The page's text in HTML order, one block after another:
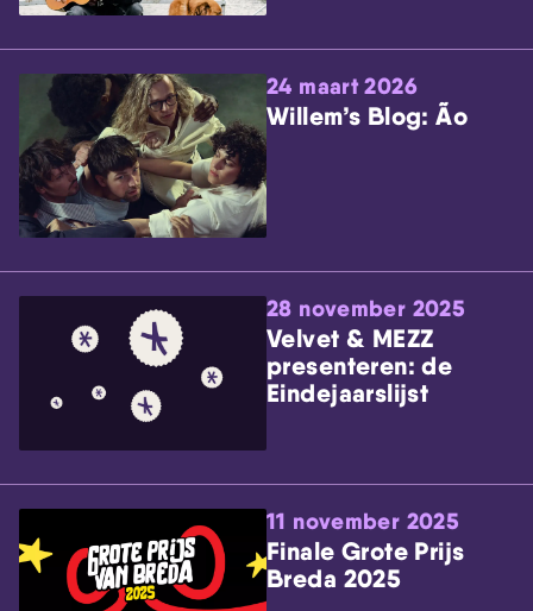
24 maart 2026
Willem’s Blog: Ão
28 november 2025
Velvet & MEZZ
presenteren: de
Eindejaarslijst
11 november 2025
Finale Grote Prijs
Breda 2025